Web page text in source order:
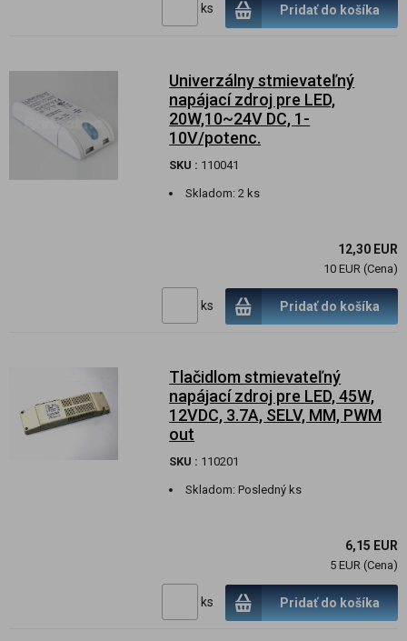
ks Pridať do košíka
Univerzálny stmievateľný
napájací zdroj pre LED,
20W,10~24V DC, 1-
10V/potenc.
SKU : 110041
Skladom:2 ks
12,30 EUR
10 EUR (Cena)
ks Pridať do košíka
Tlačidlom stmievateľný
napájací zdroj pre LED, 45W,
12VDC, 3.7A, SELV, MM, PWM
out
SKU : 110201
Skladom:Posledný ks
6,15 EUR
5 EUR (Cena)
ks Pridať do košíka